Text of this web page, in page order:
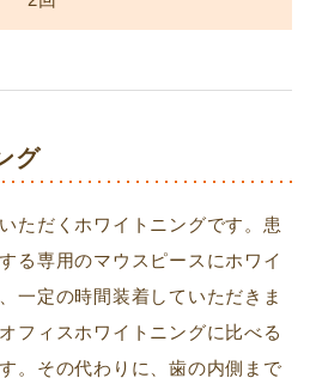
グ
ただくホワイトニングです。患
る専用のマウスピースにホワイ
一定の時間装着していただきま
フィスホワイトニングに比べる
。その代わりに、歯の内側まで